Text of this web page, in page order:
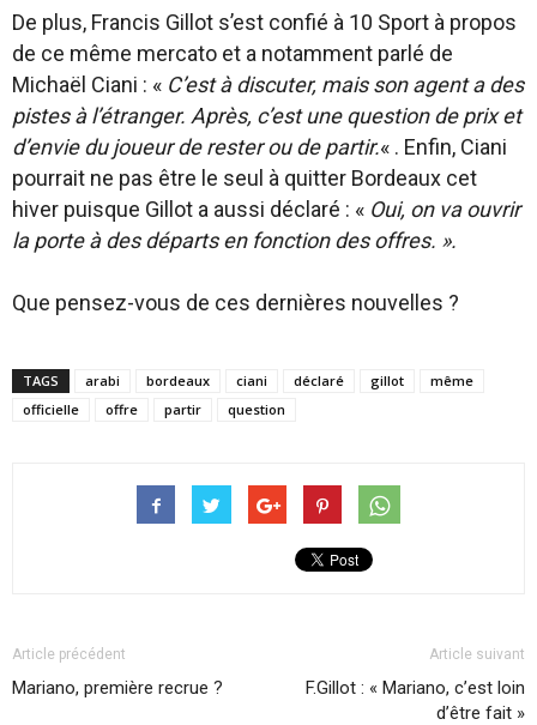
De plus, Francis Gillot s’est confié à 10 Sport à propos
de ce même mercato et a notamment parlé de
Michaël Ciani : « C’est à discuter, mais son agent a des
pistes à l’étranger. Après, c’est une question de prix et
d’envie du joueur de rester ou de partir.« . Enfin, Ciani
pourrait ne pas être le seul à quitter Bordeaux cet
hiver puisque Gillot a aussi déclaré : « Oui, on va ouvrir
la porte à des départs en fonction des offres. ».
Que pensez-vous de ces dernières nouvelles ?
TAGS arabi bordeaux ciani déclaré gillot
même
officielle
offre partir question
Article précédent
Mariano, première recrue ?
Article suivant
F.Gillot : « Mariano, c’est loin
d’être fait »